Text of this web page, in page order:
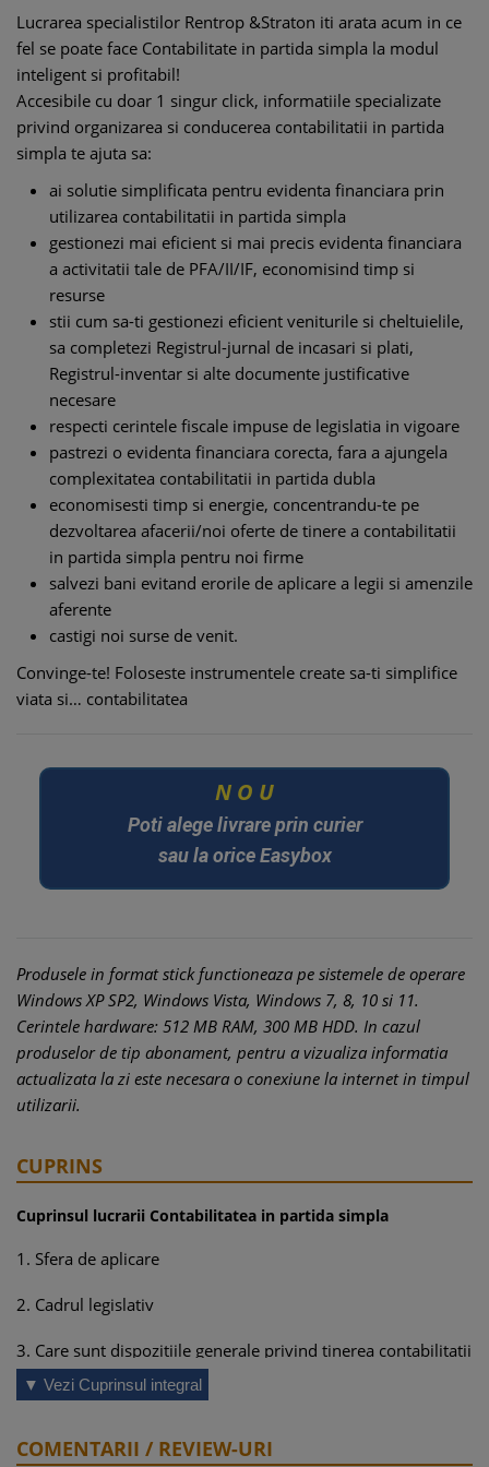
Lucrarea specialistilor Rentrop &Straton iti arata acum in ce
fel se poate face Contabilitate in partida simpla la modul
inteligent si profitabil!
Accesibile cu doar 1 singur click, informatiile specializate
privind organizarea si conducerea contabilitatii in partida
simpla te ajuta sa:
ai solutie simplificata pentru evidenta financiara prin
utilizarea contabilitatii in partida simpla
gestionezi mai eficient si mai precis evidenta financiara
a activitatii tale de PFA/II/IF, economisind timp si
resurse
stii cum sa-ti gestionezi eficient veniturile si cheltuielile,
sa completezi Registrul-jurnal de incasari si plati,
Registrul-inventar si alte documente justificative
necesare
respecti cerintele fiscale impuse de legislatia in vigoare
pastrezi o evidenta financiara corecta, fara a ajungela
complexitatea contabilitatii in partida dubla
economisesti timp si energie, concentrandu-te pe
dezvoltarea afacerii/noi oferte de tinere a contabilitatii
in partida simpla pentru noi firme
salvezi bani evitand erorile de aplicare a legii si amenzile
aferente
castigi noi surse de venit.
Convinge-te! Foloseste instrumentele create sa-ti simplifice
viata si… contabilitatea
N O U
Poti alege livrare prin curier
sau la orice Easybox
Produsele in format stick functioneaza pe sistemele de operare
Windows XP SP2, Windows Vista, Windows 7, 8, 10 si 11.
Cerintele hardware: 512 MB RAM, 300 MB HDD. In cazul
produselor de tip abonament, pentru a vizualiza informatia
actualizata la zi este necesara o conexiune la internet in timpul
utilizarii.
CUPRINS
Cuprinsul lucrarii Contabilitatea in partida simpla
1. Sfera de aplicare
2. Cadrul legislativ
3. Care sunt dispozitiile generale privind tinerea contabilitatii
in partida simpla?
independente?
▼ Vezi Cuprinsul integral
COMENTARII / REVIEW-URI